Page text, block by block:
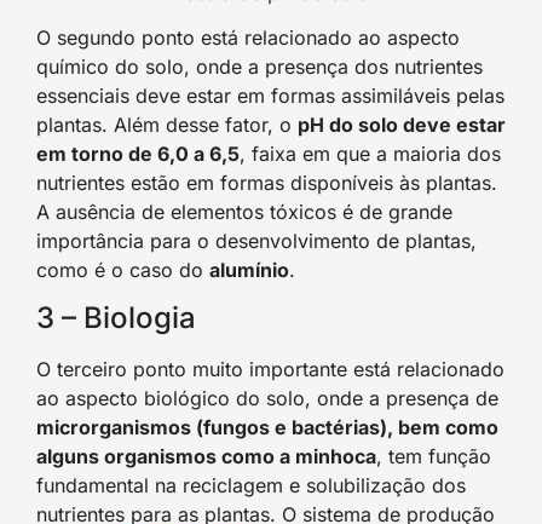
O segundo ponto está relacionado ao aspecto
químico do solo, onde a presença dos nutrientes
essenciais deve estar em formas assimiláveis pelas
plantas. Além desse fator, o pH do solo deve estar
em torno de 6,0 a 6,5, faixa em que a maioria dos
nutrientes estão em formas disponíveis às plantas.
A ausência de elementos tóxicos é de grande
importância para o desenvolvimento de plantas,
como é o caso do alumínio.
3 – Biologia
O terceiro ponto muito importante está relacionado
ao aspecto biológico do solo, onde a presença de
microrganismos (fungos e bactérias), bem como
alguns organismos como a minhoca, tem função
fundamental na reciclagem e solubilização dos
nutrientes para as plantas. O sistema de produção